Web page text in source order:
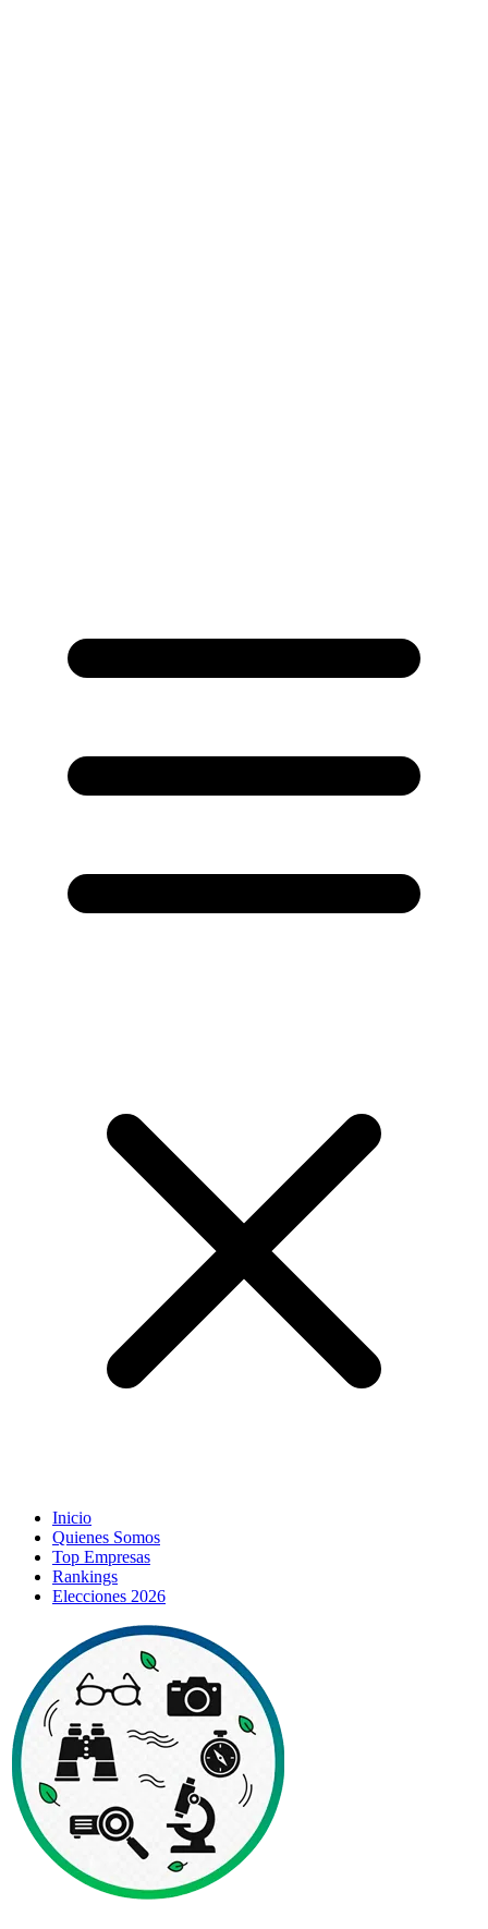
Inicio
Quienes Somos
Top Empresas
Rankings
Elecciones 2026